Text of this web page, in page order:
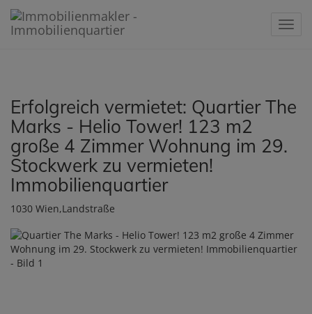
Erfolgreich vermietet: Quartier The
Marks - Helio Tower! 123 m2
große 4 Zimmer Wohnung im 29.
Stockwerk zu vermieten!
Immobilienquartier
1030 Wien,Landstraße